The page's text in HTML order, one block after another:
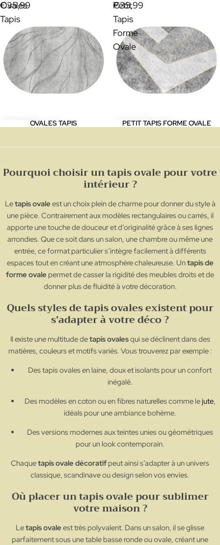
Ovales
Tapis
€35,99
OVALES TAPIS
Petit
Tapis
Forme
Ovale
€35,99
PETIT TAPIS FORME OVALE
Pourquoi choisir un tapis ovale pour votre
intérieur ?
Letapis ovale est un choix plein de charme pour donner du style à
une pièce. Contrairement aux modèles rectangulaires ou carrés, il
apporte une touche de douceur et d’originalité grâce à ses lignes
arrondies. Que ce soit dans un salon, une chambre ou même une
entrée, ce format particulier s’intègre facilement à différents
espaces tout en créant une atmosphère chaleureuse. Untapis de
forme ovale permet de casser la rigidité des meubles droits et de
donner plus de fluidité à votre décoration.
Quels styles de tapis ovales existent pour
s’adapter à votre déco ?
Il existe une multitude detapis ovalesqui se déclinent dans des
matières, couleurs et motifs variés. Vous trouverez par exemple :
Des tapis ovales en laine, doux et isolants pour un confort
inégalé.
Des modèles en coton ou en fibres naturelles comme lejute,
idéals pour une ambiance bohème.
Des versions modernes aux teintes unies ou géométriques
pour un look contemporain.
Chaquetapis ovale décoratif peut ainsi s’adapter à un univers
classique, scandinave ou design selon vos envies.
Où placer un tapis ovale pour sublimer
votre maison ?
Letapis ovale est très polyvalent. Dans un salon, il se glisse
parfaitement sous une table basse ronde ou ovale, créant une